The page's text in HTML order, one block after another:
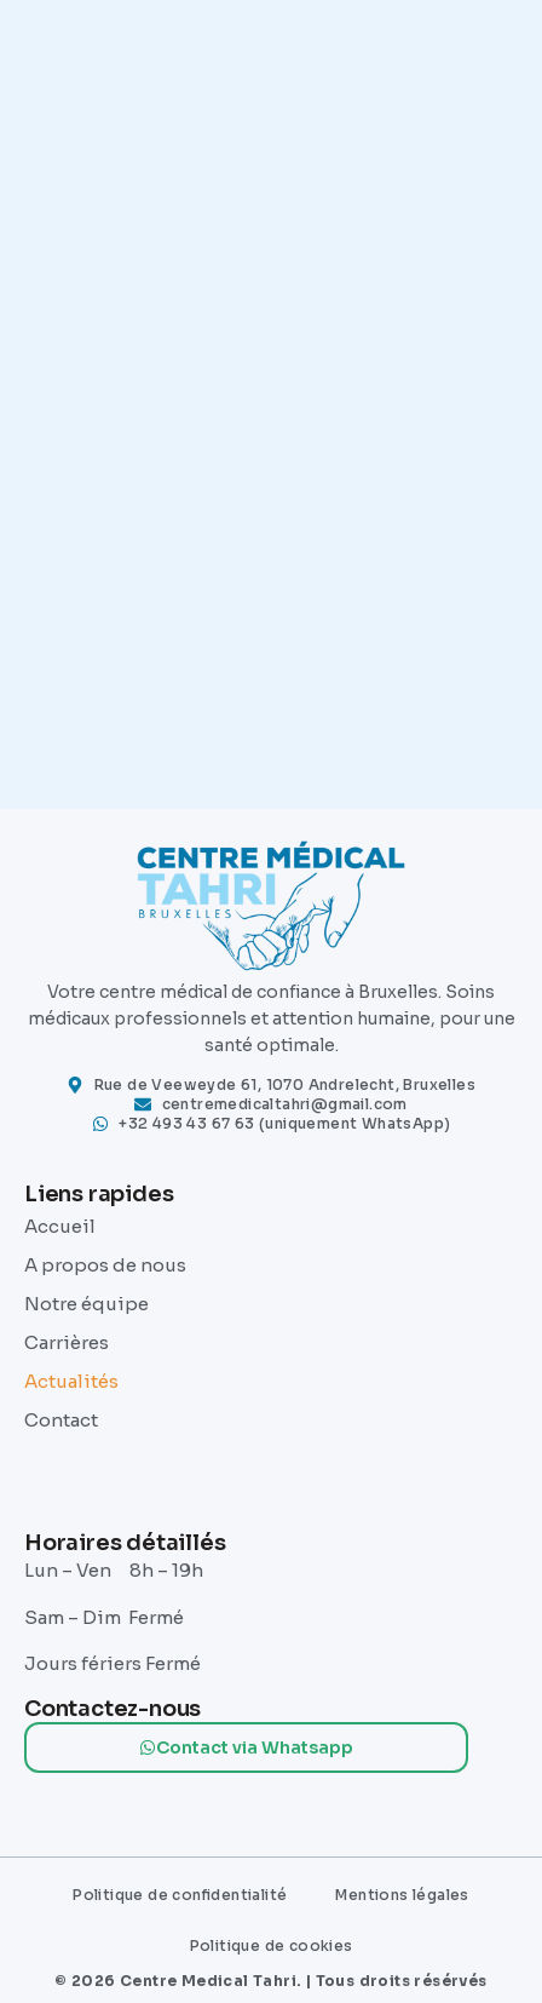
Votre centre médical de confiance à Bruxelles. Soins
médicaux professionnels et attention humaine, pour une
santé optimale.
Rue de Veeweyde 61, 1070 Andrelecht, Bruxelles
centremedicaltahri@gmail.com
+32 493 43 67 63 (uniquement WhatsApp)
Liens rapides
Accueil
A propos de nous
Notre équipe
Carrières
Actualités
Contact
Horaires détaillés
Lun – Ven 8h – 19h
Sam – Dim Fermé
Jours fériers Fermé
Contactez-nous
Contact via Whatsapp
© 2026 Centre Medical Tahri. | Tous droits résérvés
Politique de confidentialité Mentions légales
Politique de cookies